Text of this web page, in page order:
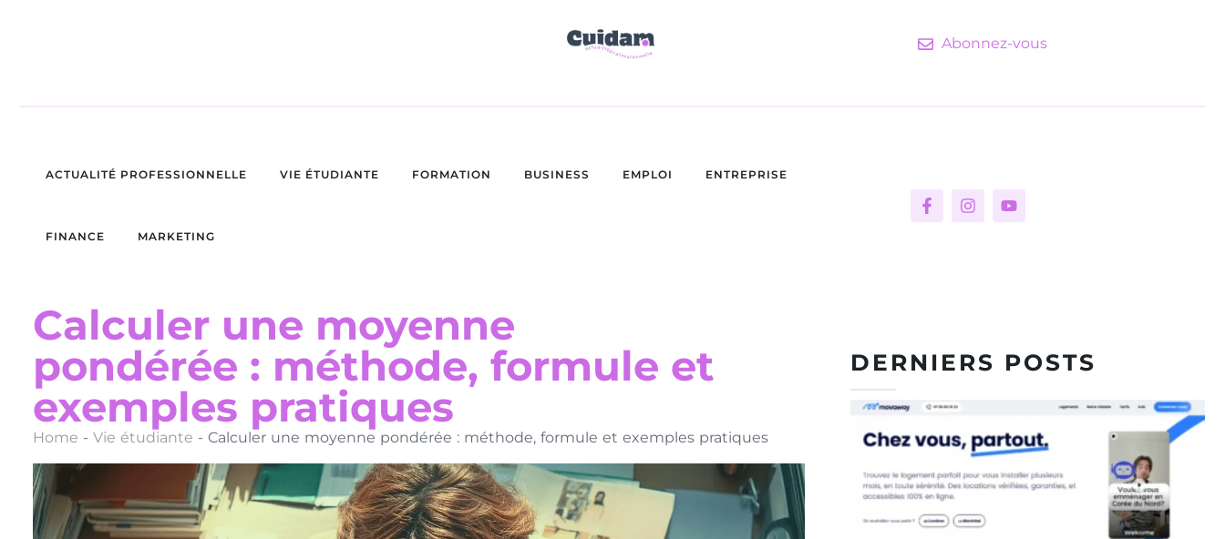
Abonnez-vous
ACTUALITÉ PROFESSIONNELLE VIE ÉTUDIANTE FORMATION BUSINESS EMPLOI ENTREPRISE
FINANCE MARKETING
DERNIERS POSTS
Calculer une moyenne
pondérée : méthode, formule et
exemples pratiques
Home -Vie étudiante -Calculer une moyenne pondérée : méthode, formule et exemples pratiques